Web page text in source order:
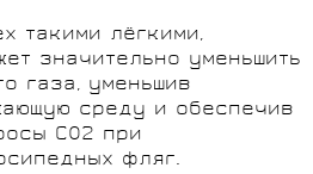
такими лёгкими,
значительно уменьшить
газа, уменьшив
среду и обеспечив
CO2 при
фляг.